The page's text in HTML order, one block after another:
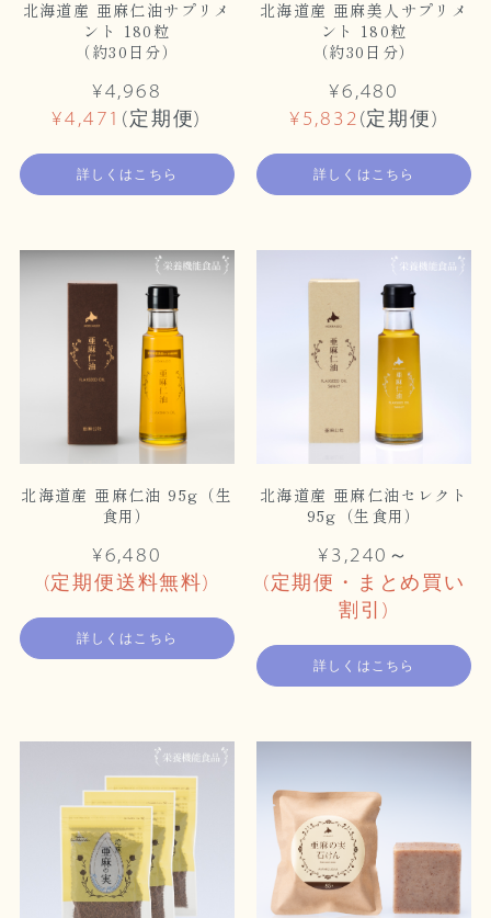
北海道産 亜麻仁油サプリメ
ント 180粒
（約30日分）
¥4,968
¥4,471 (定期便)
詳しくはこちら
北海道産 亜麻美人サプリメ
ント 180粒
（約30日分）
¥6,480
¥5,832(定期便)
詳しくはこちら
北海道産 亜麻仁油 95g（生
食用）
¥6,480
(定期便送料無料)
詳しくはこちら
北海道産 亜麻仁油セレクト
95g（生食用）
¥3,240～
(定期便・まとめ買い
割引)
詳しくはこちら